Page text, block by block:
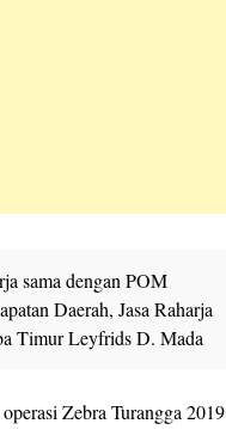
sama dengan POM
Daerah, Jasa Raharja
Timur Leyfrids D. Mada
Zebra Turangga 2019